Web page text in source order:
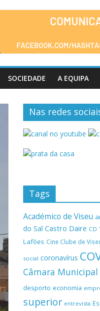
SOCIEDADE A EQUIPA
Nas redes
Tags
Académico de Viseu
do Sal Castro Daire CD
Lafões Cine Clube de
social coronavírus
Câmara Municipal
desporto economia
superior entrevista